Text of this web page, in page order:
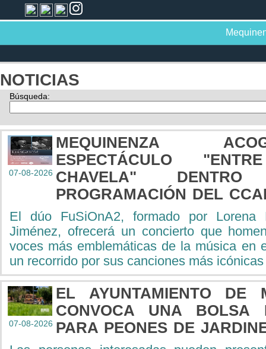
NOTICIAS
Búsqueda:
MEQUINENZA
ESPECTÁCULO
CHAVELA"
PROGRAMACIÓN DEL
07-08-2026
El dúo FuSiOnA2, formado por Lorena
Jiménez, ofrecerá un concierto que
voces más emblemáticas de la música en
un recorrido por sus canciones más icónicas
EL AYUNTAMIENTO DE
CONVOCA UNA BOLSA
PARA PEONES DE
07-08-2026